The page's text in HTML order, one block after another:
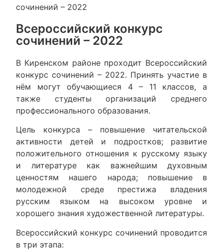
сочинений – 2022
Всероссийский конкурс
сочинений – 2022
В Киренском районе проходит Всероссийский
конкурс сочинений – 2022. Принять участие в
нём могут обучающиеся 4 – 11 классов, а
также студенты организаций среднего
профессионального образования.
Цель конкурса – повышение читательской
активности детей и подростков; развитие
положительного отношения к русскому языку
и литературе как важнейшим духовным
ценностям нашего народа; повышение в
молодежной среде престижа владения
русским языком на высоком уровне и
хорошего знания художественной литературы.
Всероссийский конкурс сочинений проводится
в три этапа: